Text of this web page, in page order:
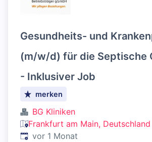
Gesundheits- und
(m/w/d) für die Septische
- Inklusiver Job
merken
BG Kliniken
Frankfurt am Main, Deutschland
Veröffentlicht:
vor 1 Monat